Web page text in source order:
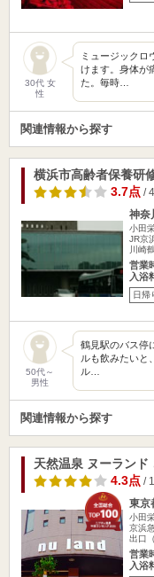
30代 女
性
ミュージックロ
けます。身体が
た。毎時…
関連情報から探す
横浜市高齢者保養研
3.7点/
神奈
小田
JR京
川崎
営業
入浴
日帰
50代～
男性
鶴見駅のバス停
ルも飲みたいと
ル…
関連情報から探す
天然温泉 ヌーランド
4.3点/
東京
小田
京浜
出口
営業
入浴